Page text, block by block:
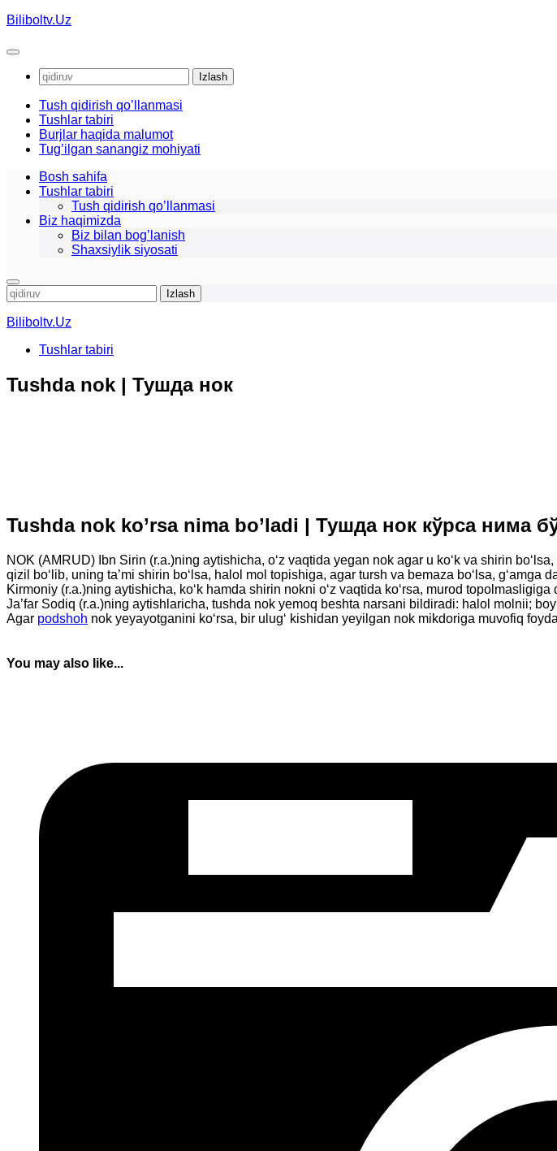
Skip
content
Biliboltv.Uz
Qidirshish:
Tush qidirish qo’llanmasi
Tushlar tabiri
Burjlar haqida malumot
Tug’ilgan sanangiz mohiyati
Bosh sahifa
Tushlar tabiri
Tush qidirish qo’llanmasi
Biz haqimizda
Biz bilan bog’lanish
Shaxsiylik siyosati
Qidirshish:
Biliboltv.Uz
Tushlar tabiri
Tushda nok | Тушда нок
Tushda nok ko’rsa nima bo’ladi | Тушда нок кўрса нима
NOK (AMRUD) Ibn Sirin (r.a.)ning aytishicha, o‘z vaqtida yegan nok agar u ko‘k va shirin
qizil bo‘lib, uning ta’mi shirin bo‘lsa, halol mol topishiga, agar tursh va bemaza bo‘lsa, g‘amga
Kirmoniy (r.a.)ning aytishicha, ko‘k hamda shirin nokni o‘z vaqtida ko‘rsa, murod
Ja’far Sodiq (r.a.)ning aytishlaricha, tushda nok yemoq beshta narsani bildiradi: halol molnii;
Agar podshoh nok yeyayotganini ko‘rsa, bir ulug‘ kishidan yeyilgan nok mikdoriga muvofiq
You may also like...